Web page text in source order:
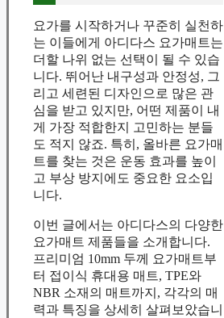
요가를 시작하거나 꾸준히 실천하
는 이들에게 아디다스 요가매트는
더할 나위 없는 선택이 될 수 있습
니다. 뛰어난 내구성과 안정성, 그
리고 세련된 디자인으로 많은 관
심을 받고 있지만, 어떤 제품이 내
게 가장 적합한지 고민하는 분들
도 적지 않죠. 특히, 올바른 요가매
트를 찾는 것은 운동 효과를 높이
고 부상 방지에도 중요한 요소입
니다.
이번 글에서는 아디다스의 다양한
요가매트 제품들을 소개합니다.
프리미엄 10mm 두께 요가매트부
터 접이식 휴대용 매트, TPE와
NBR 소재의 매트까지, 각각의 매
력과 특징을 상세히 살펴보았습니